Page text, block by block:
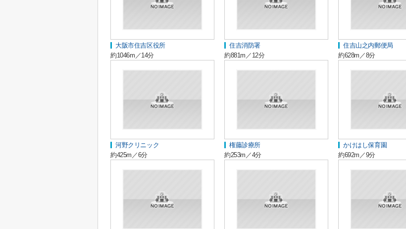
大阪市住吉区役所
約1046m／14分
住吉消防署
約881m／12分
住吉山之内郵便局
約628m／8分
河野クリニック
約425m／6分
権藤診療所
約253m／4分
かけはし保育園
約692m／9分